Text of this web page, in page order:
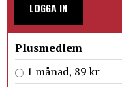
LOGGA IN
Plusmedlem
1 månad, 89 kr